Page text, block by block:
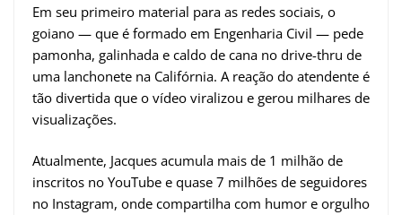
Em seu primeiro material para as redes sociais, o
goiano — que é formado em Engenharia Civil — pede
pamonha, galinhada e caldo de cana no drive-thru de
uma lanchonete na Califórnia. A reação do atendente é
tão divertida que o vídeo viralizou e gerou milhares de
visualizações.
Atualmente, Jacques acumula mais de 1 milhão de
inscritos no YouTube e quase 7 milhões de seguidores
no Instagram, onde compartilha com humor e orgulho